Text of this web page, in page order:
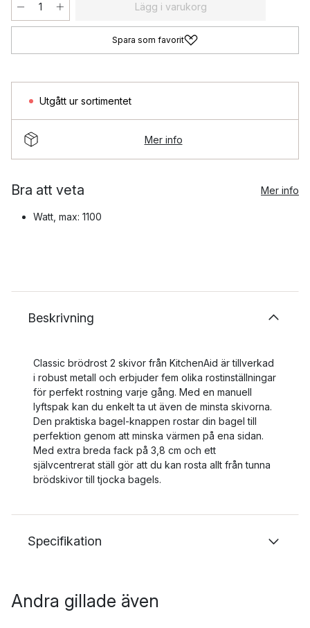
Lägg i varukorg
Spara som favorit
Utgått ur sortimentet
Mer info
Bra att veta Mer info
Watt, max: 1100
Beskrivning
Classic brödrost 2 skivor från KitchenAid är tillverkad
i robust metall och erbjuder fem olika rostinställningar
för perfekt rostning varje gång. Med en manuell
lyftspak kan du enkelt ta ut även de minsta skivorna.
Den praktiska bagel-knappen rostar din bagel till
perfektion genom att minska värmen på ena sidan.
Med extra breda fack på 3,8 cm och ett
självcentrerat ställ gör att du kan rosta allt från tunna
brödskivor till tjocka bagels.
Specifikation
Andra gillade även